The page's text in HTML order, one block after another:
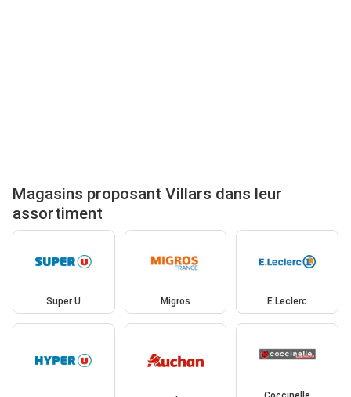
Magasins proposant Villars dans leur
assortiment
Super U Migros E.Leclerc